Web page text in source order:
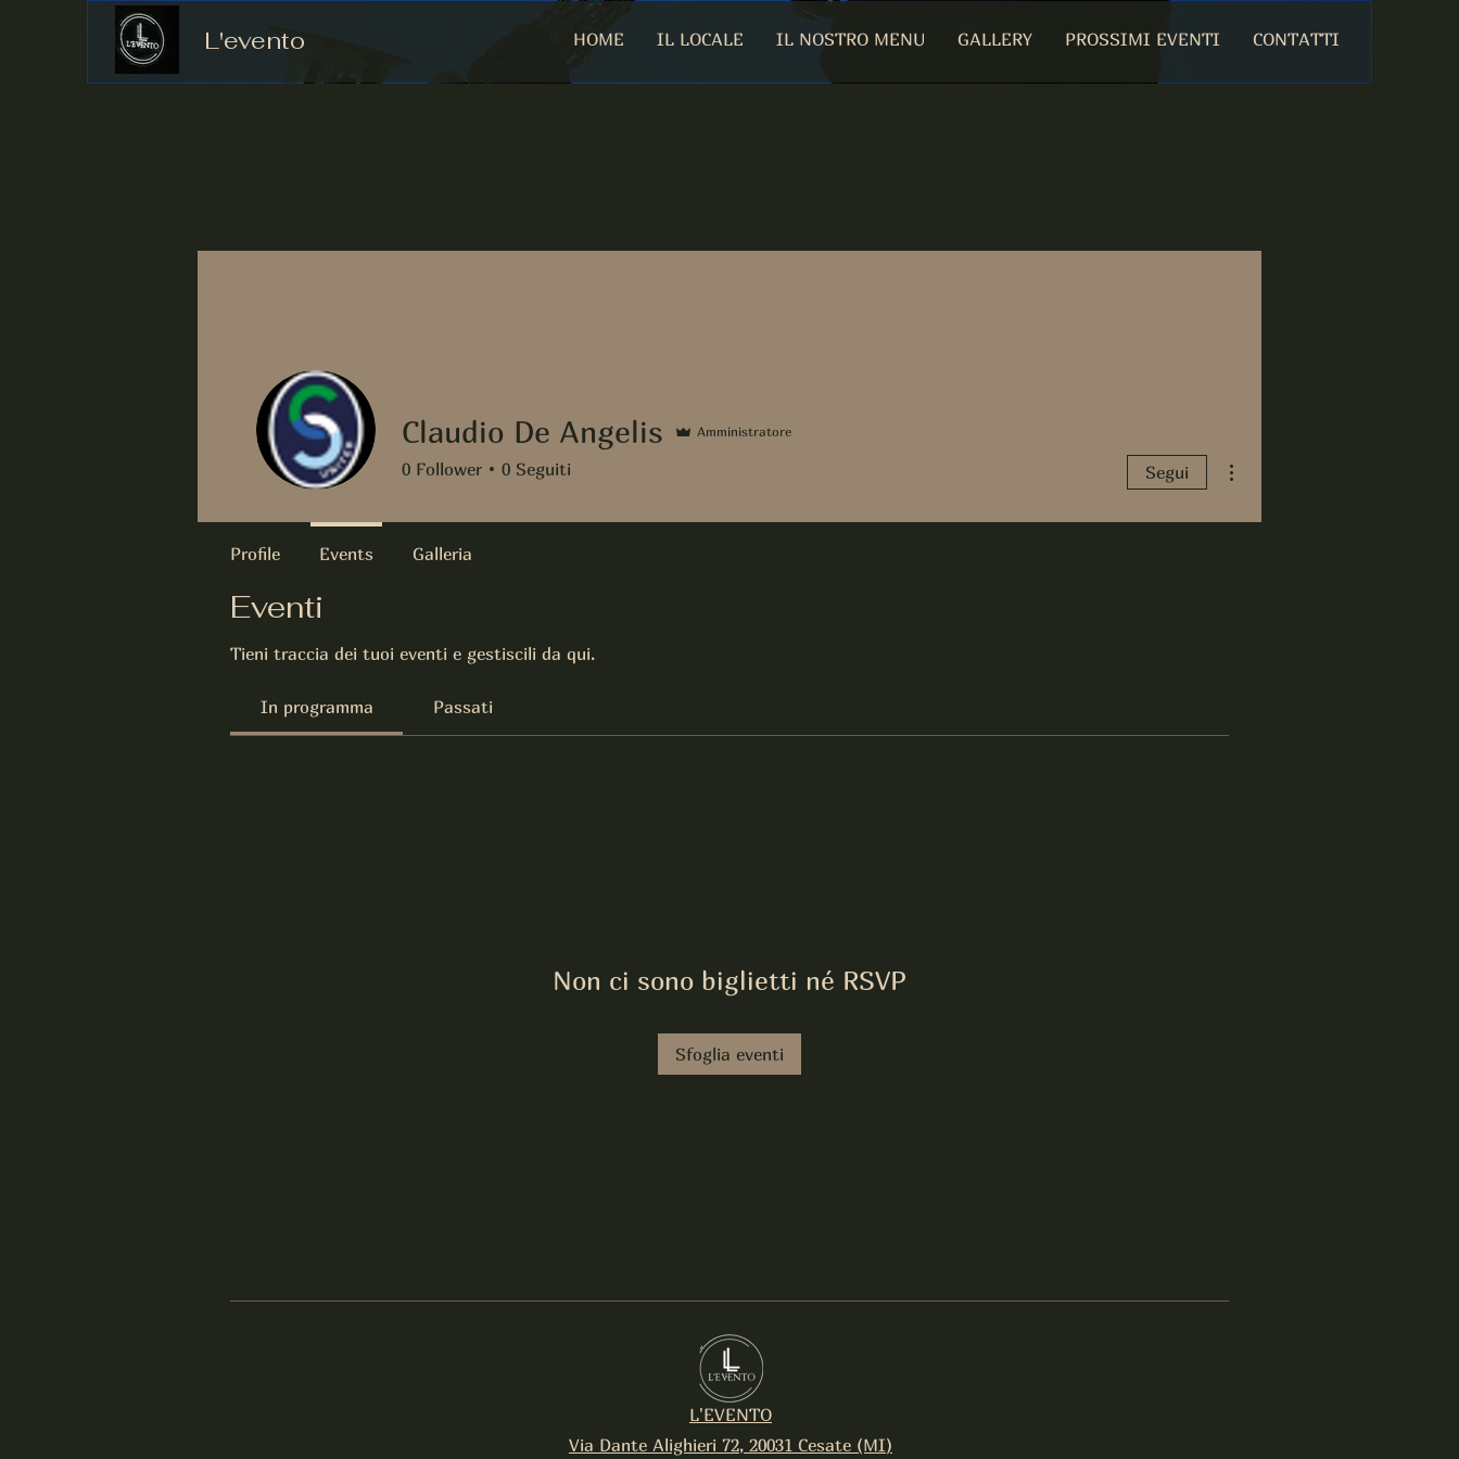
L'evento HOME IL LOCALE IL NOSTRO MENU GALLERY PROSSIMI EVENTI CONTATTI
Eventi
Tieni traccia dei tuoi eventi e gestiscili da qui.
In programma Passati
Non ci sono biglietti né RSVP
Sfoglia eventi
Claudio De Angelis Amministratore
0 Follower 0 Seguiti Segui
Profile Events Galleria
L'EVENTO
Via Dante Alighieri 72, 20031 Cesate (MI)